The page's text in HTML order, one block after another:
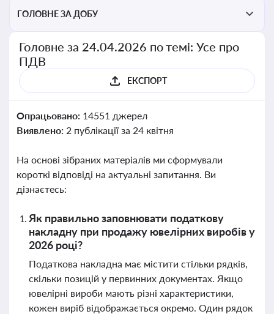
ГОЛОВНЕ ЗА ДОБУ
Головне за 24.04.2026 по темі: Усе про
ПДВ
ЕКСПОРТ
Опрацьовано: 14551 джерел
Виявлено: 2 публікації за 24 квітня
На основі зібраних матеріалів ми сформували
короткі відповіді на актуальні запитання. Ви
дізнаєтесь:
Як правильно заповнювати податкову
накладну при продажу ювелірних виробів у
2026 році?
Податкова накладна має містити стільки рядків,
скільки позицій у первинних документах. Якщо
ювелірні вироби мають різні характеристики,
кожен виріб відображається окремо. Один рядок